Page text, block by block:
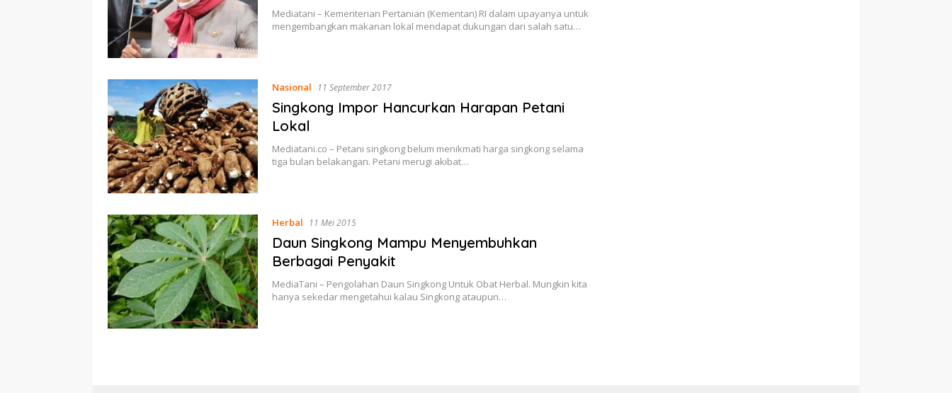
Mediatani – Kementerian Pertanian (Kementan) RI dalam upayanya untuk
mengembangkan makanan lokal mendapat dukungan dari salah satu…
Nasional 11 September 2017
Singkong Impor Hancurkan Harapan Petani
Lokal
Mediatani.co – Petani singkong belum menikmati harga singkong selama
tiga bulan belakangan. Petani merugi akibat…
Herbal 11 Mei 2015
Daun Singkong Mampu Menyembuhkan
Berbagai Penyakit
MediaTani – Pengolahan Daun Singkong Untuk Obat Herbal. Mungkin kita
hanya sekedar mengetahui kalau Singkong ataupun…